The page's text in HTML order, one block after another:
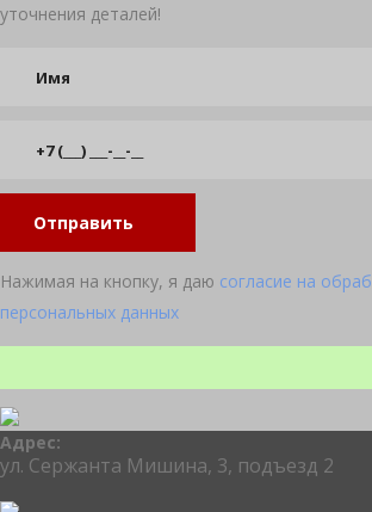
уточнения деталей!
Отправить
Нажимая на кнопку, я даю согласие на
персональных данных
Адрес:
ул. Сержанта Мишина, 3, подъезд 2